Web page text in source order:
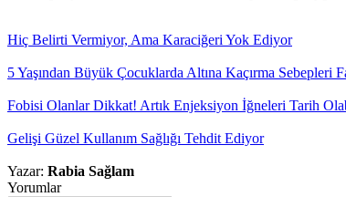
Hiç Belirti Vermiyor, Ama Karaciğeri Yok Ediyor
5 Yaşından Büyük Çocuklarda Altına Kaçırma Sebepleri
Fobisi Olanlar Dikkat! Artık Enjeksiyon İğneleri Tarih
Gelişi Güzel Kullanım Sağlığı Tehdit Ediyor
Yazar: Rabia Sağlam
Yorumlar